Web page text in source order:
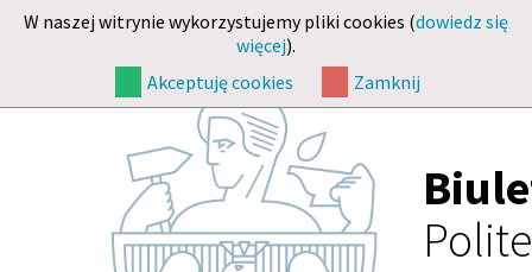
W naszej witrynie wykorzystujemy pliki cookies (dowiedz się
więcej).
Akceptuję cookies
Zamknij